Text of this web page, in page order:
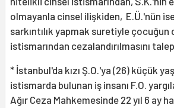
olmayanla cinsel ilişkiden, E.Ü.'nün
sarkıntılık yapmak suretiyle çocuğun
istismarından cezalandırılmasını
* İstanbul'da kızı Ş.O.'ya (26) küçük
istismarda bulunan iş insanı F.O.
Ağır Ceza Mahkemesinde 22 yıl 6 ay